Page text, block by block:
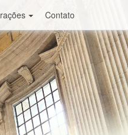
Contato